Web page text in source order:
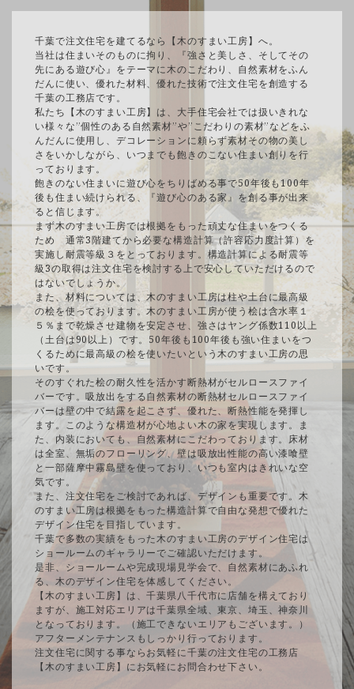
千葉で注文住宅を建てるなら【木のすまい工房】へ。
当社は住まいそのものに拘り、『強さと美しさ、そしてその
先にある遊び心』をテーマに木のこだわり、自然素材をふん
だんに使い、優れた材料、優れた技術で注文住宅を創造する
千葉の工務店です。
私たち【木のすまい工房】は、大手住宅会社では扱いきれな
い様々な”個性のある自然素材”や”こだわりの素材”などをふ
んだんに使用し、デコレーションに頼らず素材その物の美し
さをいかしながら、いつまでも飽きのこない住まい創りを行
っております。
飽きのない住まいに遊び心をちりばめる事で50年後も100年
後も住まい続けられる、『遊び心のある家』を創る事が出来
ると信じます。
まず木のすまい工房では根拠をもった頑丈な住まいをつくる
ため 通常3階建てから必要な構造計算（許容応力度計算）を
実施し耐震等級３をとっております。構造計算による耐震等
級3の取得は注文住宅を検討する上で安心していただけるので
はないでしょうか。
また、材料については、木のすまい工房は柱や土台に最高級
の桧を使っております。木のすまい工房が使う桧は含水率１
５％まで乾燥させ建物を安定させ、強さはヤング係数110以上
（土台は90以上）です。50年後も100年後も強い住まいをつ
くるために最高級の桧を使いたいという木のすまい工房の思
いです。
そのすぐれた桧の耐久性を活かす断熱材がセルロースファイ
バーです。吸放出をする自然素材の断熱材セルロースファイ
バーは壁の中で結露を起こさず、優れた、断熱性能を発揮し
ます。このような構造材が心地よい木の家を実現します。ま
た、内装においても、自然素材にこだわっております。床材
は全室、無垢のフローリング、壁は吸放出性能の高い漆喰壁
と一部薩摩中霧島壁を使っており、いつも室内はきれいな空
気です。
また、注文住宅をご検討であれば、デザインも重要です。木
のすまい工房は根拠をもった構造計算で自由な発想で優れた
デザイン住宅を目指しています。
千葉で多数の実績をもった木のすまい工房のデザイン住宅は
ショールームのギャラリーでご確認いただけます。
是非、ショールームや完成現場見学会で、自然素材にあふれ
る、木のデザイン住宅を体感してください。
【木のすまい工房】は、千葉県八千代市に店舗を構えており
ますが、施工対応エリアは千葉県全域、東京、埼玉、神奈川
となっております。（施工できないエリアもございます。）
アフターメンテナンスもしっかり行っております。
注文住宅に関する事ならお気軽に千葉の注文住宅の工務店
【木のすまい工房】にお気軽にお問合わせ下さい。